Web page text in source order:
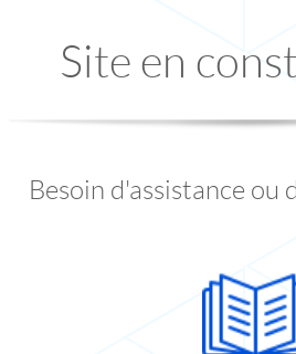
Site en
Besoin d'assistance ou